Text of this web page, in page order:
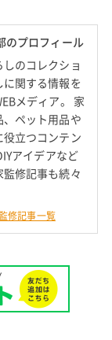
のプロフィール
しのコレクショ
関する情報を
メディア。 家
ペット用品や
立つコンテン
アイデアなど
修記事も続々
修記事一覧